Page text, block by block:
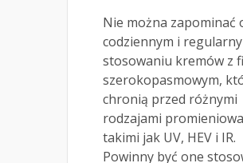
Nie można zapominać
codziennym i
stosowaniu kremów z
szerokopasmowym,
chronią przed różnymi
rodzajami
takimi jak UV, HEV i IR.
Powinny być one